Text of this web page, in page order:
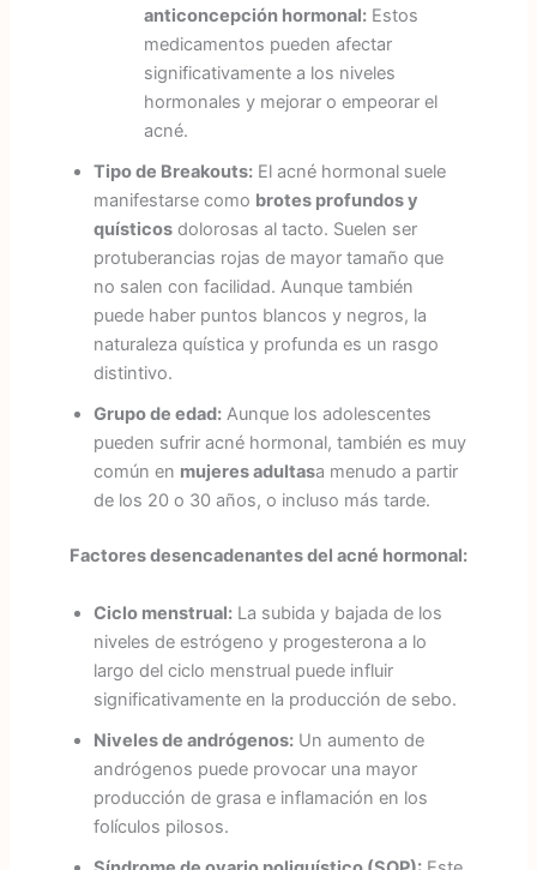
anticoncepción hormonal:Estos
medicamentos pueden afectar
significativamente a los niveles
hormonales y mejorar o empeorar el
acné.
Tipo de Breakouts:El acné hormonal suele
manifestarse como brotes profundos y
quísticosdolorosas al tacto. Suelen ser
protuberancias rojas de mayor tamaño que
no salen con facilidad. Aunque también
puede haber puntos blancos y negros, la
naturaleza quística y profunda es un rasgo
distintivo.
Grupo de edad:Aunque los adolescentes
pueden sufrir acné hormonal, también es muy
común en mujeres adultasa menudo a partir
de los 20 o 30 años, o incluso más tarde.
Factores desencadenantes del acné hormonal:
Ciclo menstrual:La subida y bajada de los
niveles de estrógeno y progesterona a lo
largo del ciclo menstrual puede influir
significativamente en la producción de sebo.
Niveles de andrógenos:Un aumento de
andrógenos puede provocar una mayor
producción de grasa e inflamación en los
folículos pilosos.